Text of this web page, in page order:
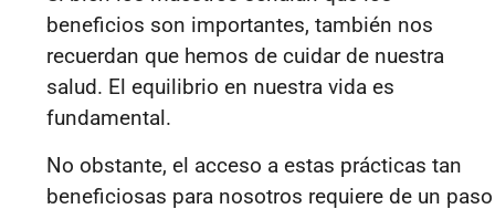
beneficios son importantes, también nos
recuerdan que hemos de cuidar de nuestra
salud. El equilibrio en nuestra vida es
fundamental.
No obstante, el acceso a estas prácticas tan
beneficiosas para nosotros requiere de un paso